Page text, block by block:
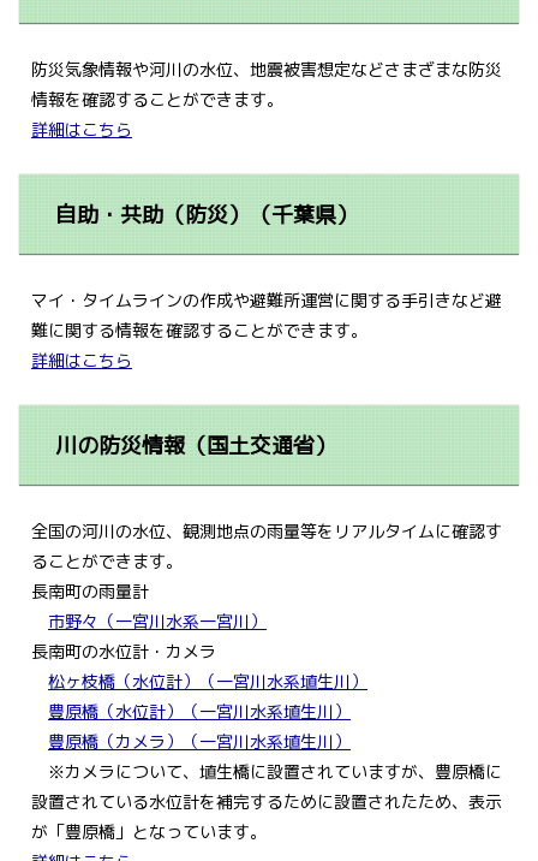
防災気象情報や河川の水位、地震被害想定などさまざまな防災
情報を確認することができます。
詳細はこちら
自助・共助（防災）（千葉県）
マイ・タイムラインの作成や避難所運営に関する手引きなど避
難に関する情報を確認することができます。
詳細はこちら
川の防災情報（国土交通省）
全国の河川の水位、観測地点の雨量等をリアルタイムに確認す
ることができます。
長南町の雨量計
市野々（一宮川水系一宮川）
長南町の水位計・カメラ
松ヶ枝橋（水位計）（一宮川水系埴生川）
豊原橋（水位計）
（一宮川水系埴生川）
豊原橋（カメラ）
（一宮川水系埴生川）
※カメラについて、埴生橋に設置されていますが、豊原橋に
設置されている水位計を補完するために設置されたため、表示
が「豊原橋」となっています。